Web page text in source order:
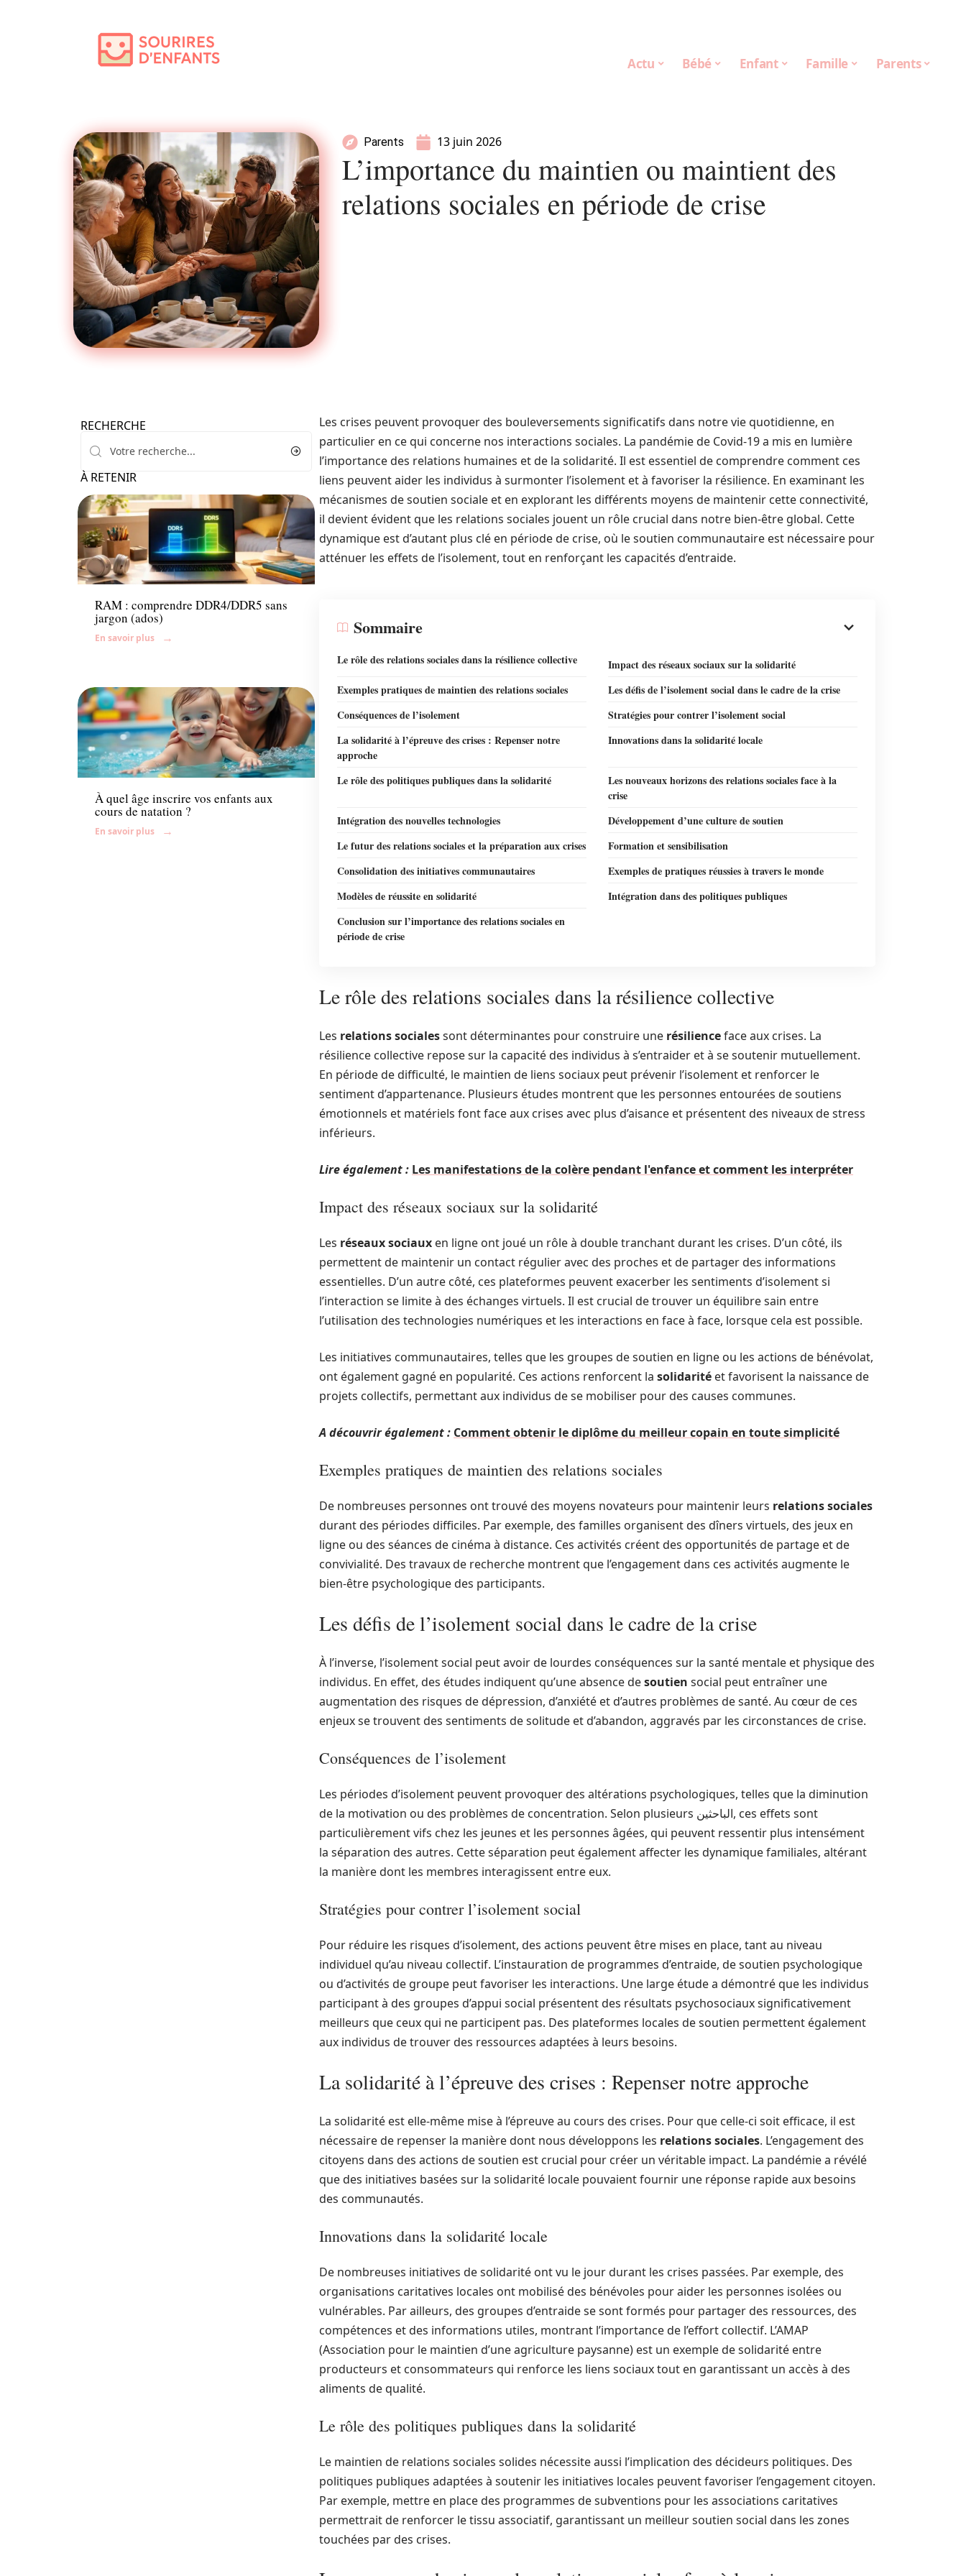
Actu Bébé Enfant Famille Parents
Parents 13 juin 2026
L’importance du maintien ou maintient des
relations sociales en période de crise
RECHERCHE
À RETENIR
Enfant
RAM : comprendre DDR4/DDR5 sans
jargon (ados)
En savoir plus
Famille
À quel âge inscrire vos enfants aux
cours de natation ?
En savoir plus
Les crises peuvent provoquer des bouleversements significatifs dans notre vie quotidienne, en
particulier en ce qui concerne nos interactions sociales. La pandémie de Covid-19 a mis en lumière
l’importance des relations humaines et de la solidarité. Il est essentiel de comprendre comment ces
liens peuvent aider les individus à surmonter l’isolement et à favoriser la résilience. En examinant les
mécanismes de soutien sociale et en explorant les différents moyens de maintenir cette connectivité,
il devient évident que les relations sociales jouent un rôle crucial dans notre bien-être global. Cette
dynamique est d’autant plus clé en période de crise, où le soutien communautaire est nécessaire pour
atténuer les effets de l’isolement, tout en renforçant les capacités d’entraide.
Sommaire
Le rôle des relations sociales dans la résilience collective
Impact des réseaux sociaux sur la solidarité
Exemples pratiques de maintien des relations sociales
Les défis de l’isolement social dans le cadre de la crise
Conséquences de l’isolement
Stratégies pour contrer l’isolement social
La solidarité à l’épreuve des crises : Repenser notre
approche
Innovations dans la solidarité locale
Le rôle des politiques publiques dans la solidarité
Les nouveaux horizons des relations sociales face à la
crise
Intégration des nouvelles technologies
Développement d’une culture de soutien
Le futur des relations sociales et la préparation aux crises
Formation et sensibilisation
Consolidation des initiatives communautaires
Exemples de pratiques réussies à travers le monde
Modèles de réussite en solidarité
Intégration dans des politiques publiques
Conclusion sur l’importance des relations sociales en
période de crise
Le rôle des relations sociales dans la résilience collective
Les relations socialessont déterminantes pour construire une résilienceface aux crises. La
résilience collective repose sur la capacité des individus à s’entraider et à se soutenir mutuellement.
En période de difficulté, le maintien de liens sociaux peut prévenir l’isolement et renforcer le
sentiment d’appartenance. Plusieurs études montrent que les personnes entourées de soutiens
émotionnels et matériels font face aux crises avec plus d’aisance et présentent des niveaux de stress
inférieurs.
Lire également : Les manifestations de la colère pendant l'enfance et comment les interpréter
Impact des réseaux sociaux sur la solidarité
Les réseaux sociaux en ligne ont joué un rôle à double tranchant durant les crises. D’un côté, ils
permettent de maintenir un contact régulier avec des proches et de partager des informations
essentielles. D’un autre côté, ces plateformes peuvent exacerber les sentiments d’isolement si
l’interaction se limite à des échanges virtuels. Il est crucial de trouver un équilibre sain entre
l’utilisation des technologies numériques et les interactions en face à face, lorsque cela est possible.
Les initiatives communautaires, telles que les groupes de soutien en ligne ou les actions de bénévolat,
ont également gagné en popularité. Ces actions renforcent la solidarité et favorisent la naissance de
projets collectifs, permettant aux individus de se mobiliser pour des causes communes.
A découvrir également : Comment obtenir le diplôme du meilleur copain en toute simplicité
Exemples pratiques de maintien des relations sociales
De nombreuses personnes ont trouvé des moyens novateurs pour maintenir leurs relations sociales
durant des périodes difficiles. Par exemple, des familles organisent des dîners virtuels, des jeux en
ligne ou des séances de cinéma à distance. Ces activités créent des opportunités de partage et de
convivialité. Des travaux de recherche montrent que l’engagement dans ces activités augmente le
bien-être psychologique des participants.
Les défis de l’isolement social dans le cadre de la crise
À l’inverse, l’isolement social peut avoir de lourdes conséquences sur la santé mentale et physique des
individus. En effet, des études indiquent qu’une absence desoutien social peut entraîner une
augmentation des risques de dépression, d’anxiété et d’autres problèmes de santé. Au cœur de ces
enjeux se trouvent des sentiments de solitude et d’abandon, aggravés par les circonstances de crise.
Conséquences de l’isolement
Les périodes d’isolement peuvent provoquer des altérations psychologiques, telles que la diminution
de la motivation ou des problèmes de concentration. Selon plusieurs الباحثين, ces effets sont
particulièrement vifs chez les jeunes et les personnes âgées, qui peuvent ressentir plus intensément
la séparation des autres. Cette séparation peut également affecter les dynamique familiales, altérant
la manière dont les membres interagissent entre eux.
Stratégies pour contrer l’isolement social
Pour réduire les risques d’isolement, des actions peuvent être mises en place, tant au niveau
individuel qu’au niveau collectif. L’instauration de programmes d’entraide, de soutien psychologique
ou d’activités de groupe peut favoriser les interactions. Une large étude a démontré que les individus
participant à des groupes d’appui social présentent des résultats psychosociaux significativement
meilleurs que ceux qui ne participent pas. Des plateformes locales de soutien permettent également
aux individus de trouver des ressources adaptées à leurs besoins.
La solidarité à l’épreuve des crises : Repenser notre approche
La solidarité est elle-même mise à l’épreuve au cours des crises. Pour que celle-ci soit efficace, il est
nécessaire de repenser la manière dont nous développons les relations sociales. L’engagement des
citoyens dans des actions de soutien est crucial pour créer un véritable impact. La pandémie a révélé
que des initiatives basées sur la solidarité locale pouvaient fournir une réponse rapide aux besoins
des communautés.
Innovations dans la solidarité locale
De nombreuses initiatives de solidarité ont vu le jour durant les crises passées. Par exemple, des
organisations caritatives locales ont mobilisé des bénévoles pour aider les personnes isolées ou
vulnérables. Par ailleurs, des groupes d’entraide se sont formés pour partager des ressources, des
compétences et des informations utiles, montrant l’importance de l’effort collectif. L’AMAP
(Association pour le maintien d’une agriculture paysanne) est un exemple de solidarité entre
producteurs et consommateurs qui renforce les liens sociaux tout en garantissant un accès à des
aliments de qualité.
Le rôle des politiques publiques dans la solidarité
Le maintien de relations sociales solides nécessite aussi l’implication des décideurs politiques. Des
politiques publiques adaptées à soutenir les initiatives locales peuvent favoriser l’engagement citoyen.
Par exemple, mettre en place des programmes de subventions pour les associations caritatives
permettrait de renforcer le tissu associatif, garantissant un meilleur soutien social dans les zones
touchées par des crises.